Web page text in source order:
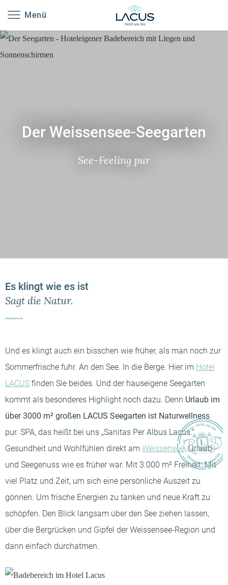
-----
-----
-----
-----
Menü
Der Weissensee-Seegarten
See-Feeling pur
Es klingt wie es ist
Sagt die Natur.
Und es klingt auch ein bisschen wie früher, als man noch zur
Sommerfrische fuhr. An den See. In die Berge. Hier im Hotel
LACUS finden Sie beides. Und der hauseigene Seegarten
kommt als besonderes Highlight noch dazu. Denn Urlaub im
über 3000 m² großen LACUS Seegarten ist Naturwellness
pur. SPA, das heißt bei uns „Sanitas Per Albus Lacus.“
Gesundheit und Wohlfühlen direkt am Weissensee. Urlaub
und Seegenuss wie es früher war. Mit 3.000 m² Freiheit. Mit
viel Platz und Zeit, um sich eine persönliche Auszeit zu
gönnen. Um frische Energien zu tanken und neue Kraft zu
schöpfen. Den Blick langsam über den See ziehen lassen,
über die Bergrücken und Gipfel der Weissensee-Region und
dann einfach durchatmen.